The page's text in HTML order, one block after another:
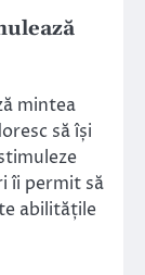
mintea
să își
îi permit să
abilitățile